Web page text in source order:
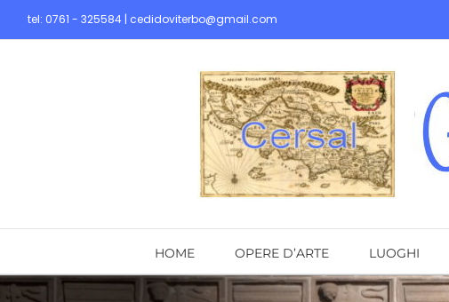
tel: 0761 - 325584 | cedidoviterbo@gmail.com
HOME OPERE D’ARTE LUOGHI